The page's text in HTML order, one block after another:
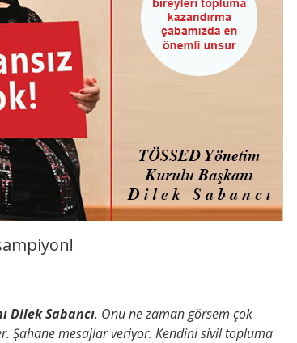
Dilek Sabancı. Onu ne zaman görsem çok
Şahane mesajlar veriyor. Kendini sivil topluma